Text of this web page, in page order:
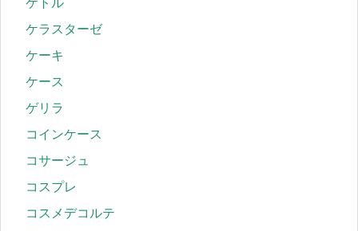
ケトル
ケラスターゼ
ケーキ
ケース
ゲリラ
コインケース
コサージュ
コスプレ
コスメデコルテ